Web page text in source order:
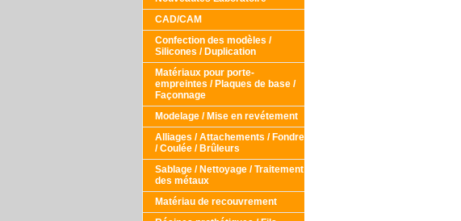
CAD/CAM
Confection des modèles /
Silicones / Duplication
Matériaux pour porte-
empreintes / Plaques de base /
Façonnage
Modelage / Mise en revétement
Alliages / Attachements / Fondre
/ Coulée / Brûleurs
Sablage / Nettoyage / Traitement
des métaux
Matériau de recouvrement